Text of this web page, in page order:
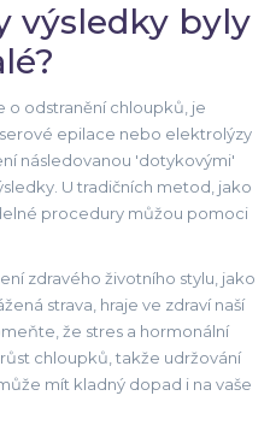
výsledky byly
o odstranění chloupků, je
epilace nebo elektrolýzy
následovanou 'dotykovými'
U tradičních metod, jako
procedury můžou pomoci
zdravého životního stylu, jako
strava, hraje ve zdraví naší
že stres a hormonální
chloupků, takže udržování
mít kladný dopad i na vaše